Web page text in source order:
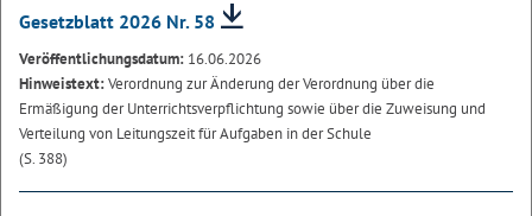
Gesetzblatt 2026 Nr. 58
Veröffentlichungsdatum: 16.06.2026
Hinweistext:Verordnung zur Änderung der Verordnung über die
Ermäßigung der Unterrichtsverpflichtung sowie über die Zuweisung und
Verteilung von Leitungszeit für Aufgaben in der Schule
(S. 388)